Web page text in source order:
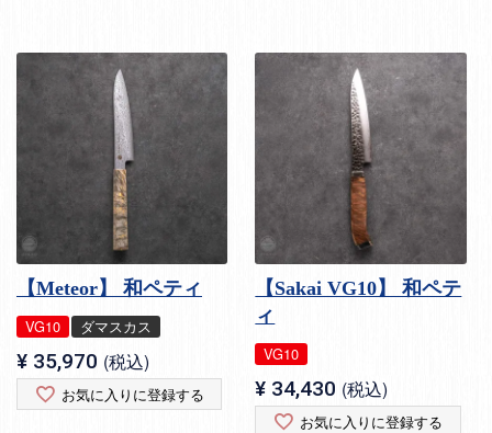
【Meteor】 和ペティ
VG10 ダマスカス
¥ 35,970 税込
お気に入りに登録する
【Sakai VG10】 和ペテ
ィ
VG10
¥ 34,430 税込
お気に入りに登録する